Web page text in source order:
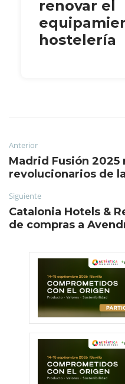
renovar el
hostelería
Anterior
Madrid Fusión 2025
revolucionarios de
Siguiente
Catalonia Hotels &
de compras a